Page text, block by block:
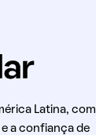
Latina, com
a confiança de